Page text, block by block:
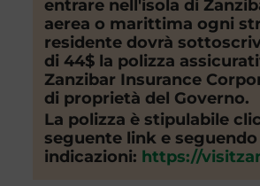
entrare nell'isola di
aerea o marittima ogni
residente dovrà
di 44$ la polizza
Zanzibar Insurance
di proprietà del Governo.
La polizza è stipulabile
seguente link e seguendo
indicazioni: https://